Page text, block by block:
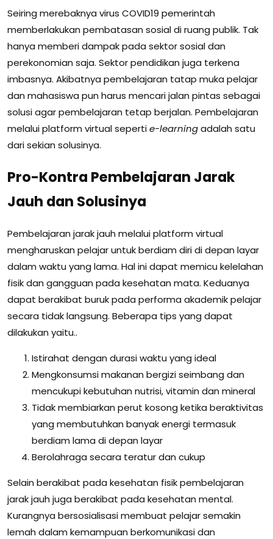
Seiring merebaknya virus COVID19 pemerintah
memberlakukan pembatasan sosial di ruang publik. Tak
hanya memberi dampak pada sektor sosial dan
perekonomian saja. Sektor pendidikan juga terkena
imbasnya. Akibatnya pembelajaran tatap muka pelajar
dan mahasiswa pun harus mencari jalan pintas sebagai
solusi agar pembelajaran tetap berjalan. Pembelajaran
melalui platform virtual sepertie-learningadalah satu
dari sekian solusinya.
Pro-Kontra Pembelajaran Jarak
Jauh dan Solusinya
Pembelajaran jarak jauh melalui platform virtual
mengharuskan pelajar untuk berdiam diri di depan layar
dalam waktu yang lama. Hal ini dapat memicu kelelahan
fisik dan gangguan pada kesehatan mata. Keduanya
dapat berakibat buruk pada performa akademik pelajar
secara tidak langsung. Beberapa tips yang dapat
dilakukan yaitu..
Istirahat dengan durasi waktu yang ideal
Mengkonsumsi makanan bergizi seimbang dan
mencukupi kebutuhan nutrisi, vitamin dan mineral
Tidak membiarkan perut kosong ketika beraktivitas
yang membutuhkan banyak energi termasuk
berdiam lama di depan layar
Berolahraga secara teratur dan cukup
Selain berakibat pada kesehatan fisik pembelajaran
jarak jauh juga berakibat pada kesehatan mental.
Kurangnya bersosialisasi membuat pelajar semakin
lemah dalam kemampuan berkomunikasi dan